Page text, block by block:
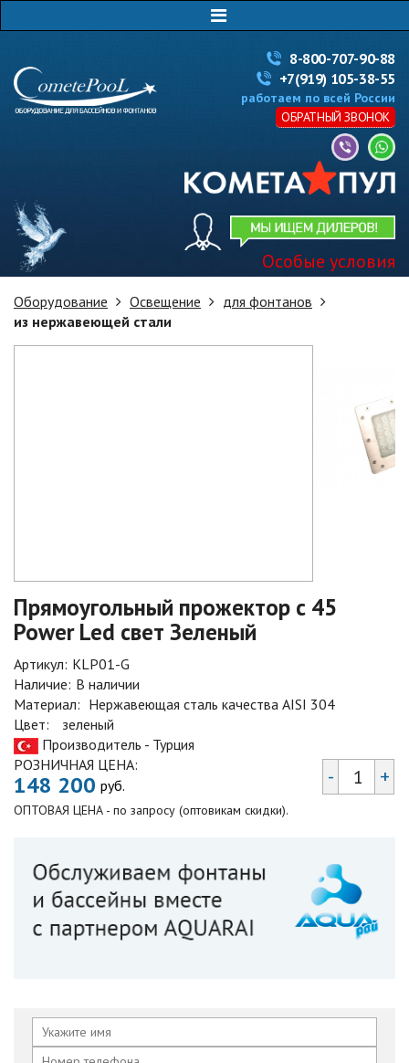
8-800-707-90-88
+7(919) 105-38-55
работаем по всей России
ОБРАТНЫЙ ЗВОНОК
Особые условия
Оборудование Освещение
для фонтанов
из нержавеющей стали
Прямоугольный прожектор с 45
Power Led свет Зеленый
Артикул: KLP01-G
Наличие: В наличии
Материал: Нержавеющая сталь качества AISI 304
Цвет:
зеленый
Производитель - Турция
РОЗНИЧНАЯ ЦЕНА:
148 200 руб.
ОПТОВАЯ ЦЕНА - по запросу (оптовикам скидки).
- +